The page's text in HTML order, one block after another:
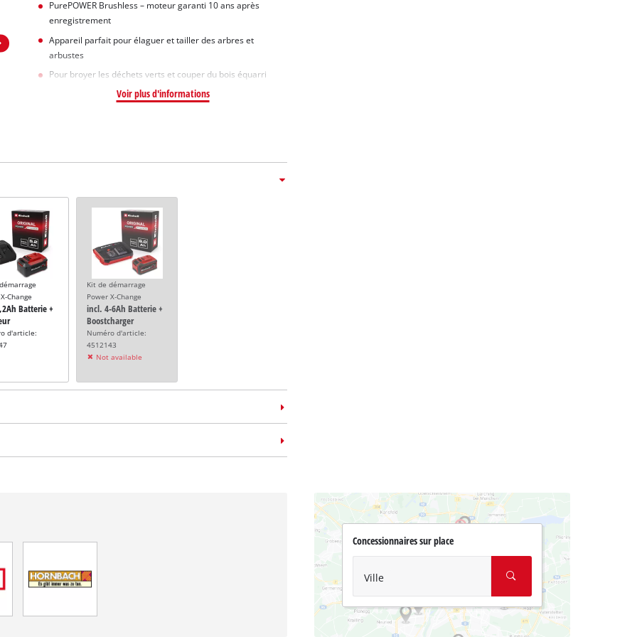
PurePOWER Brushless – moteur garanti 10 ans après
enregistrement
Appareil parfait pour élaguer et tailler des arbres et
arbustes
Pour broyer les déchets verts et couper du bois équarri
Voir plus d'informations
Change
Batterie +
d'article:
Kit de démarrage
Power X-Change
incl. 4-6Ah Batterie +
Boostcharger
Numéro d'article:
4512143
Not available
Concessionnaires sur place
Ville